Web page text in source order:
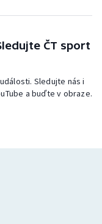
ČT sport
Sledujte nás i
a buďte v obraze.